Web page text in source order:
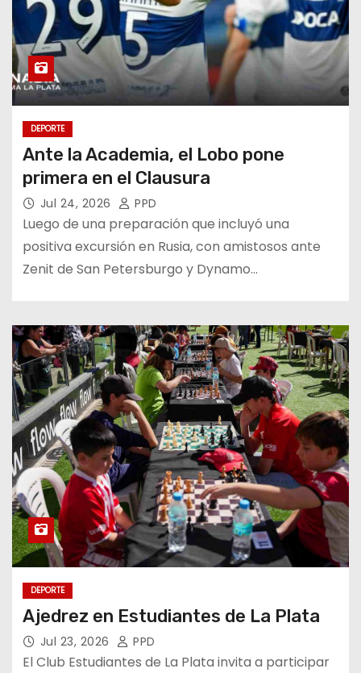
DEPORTE
Ante la Academia, el Lobo pone
primera en el Clausura
Jul 24, 2026 PPD
Luego de una preparación que incluyó una
positiva excursión en Rusia, con amistosos ante
Zenit de San Petersburgo y Dynamo…
DEPORTE
Ajedrez en Estudiantes de La Plata
Jul 23, 2026 PPD
El Club Estudiantes de La Plata invita a participar